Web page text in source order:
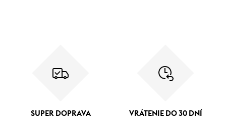
SUPER DOPRAVA VRÁTENIE DO 30 DNÍ